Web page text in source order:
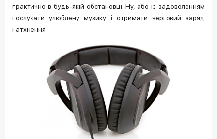
практично в будь-якій обстановці. Ну, або із задоволенням
послухати улюблену музику і отримати черговий заряд
натхнення.